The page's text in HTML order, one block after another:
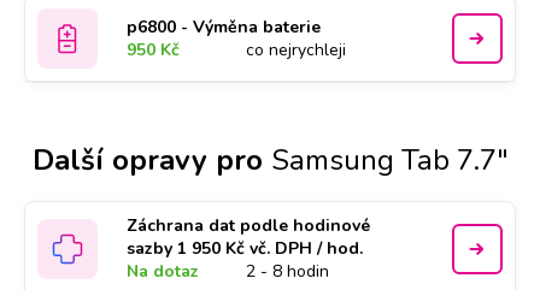
p6800 - Výměna baterie
950 Kč
co nejrychleji
Další opravy pro Samsung Tab 7.7"
Záchrana dat podle hodinové
sazby 1 950 Kč vč. DPH / hod.
Na dotaz
2 - 8 hodin